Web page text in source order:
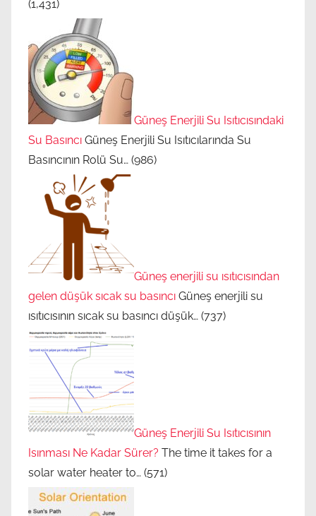
(1,431)
Güneş Enerjili Su Isıtıcısındaki
Su Basıncı Güneş Enerjili Su Isıtıcılarında Su
Basıncının Rolü Su… (986)
Güneş enerjili su ısıtıcısından
gelen düşük sıcak su basıncı Güneş enerjili su
ısıtıcısının sıcak su basıncı düşük… (737)
Güneş Enerjili Su Isıtıcısının
Isınması Ne Kadar Sürer? The time it takes for a
solar water heater to… (571)